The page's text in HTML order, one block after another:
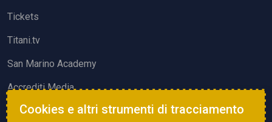
Tickets
Titani.tv
San Marino Academy
Accrediti Media
ATTIVITÀ ED EVENTI
Cookies e altri strumenti di tracciamento